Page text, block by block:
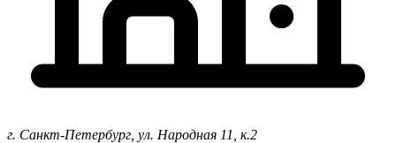
г. Санкт-Петербург, ул. Народная 11, к.2